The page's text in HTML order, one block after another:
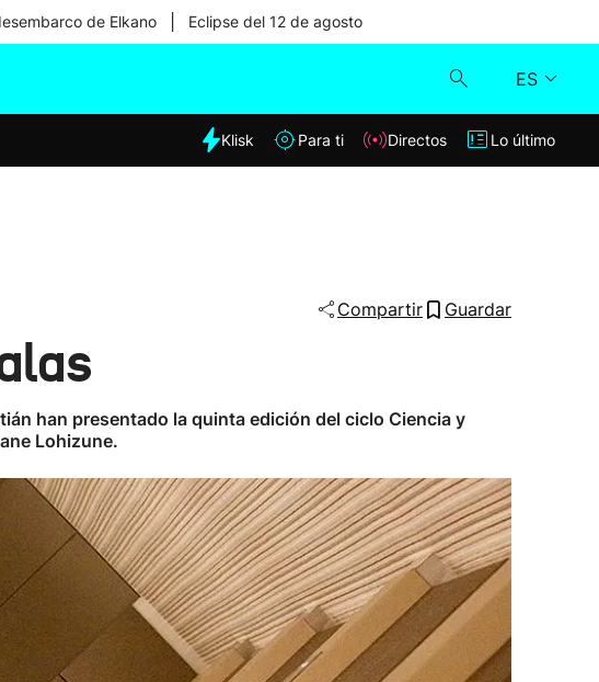
de Elkano Eclipse del 12 de agosto
ES
Klisk
Klisk Para ti Directos Lo último
Compartir Guardar
han presentado la quinta edición del ciclo Ciencia y
Lohizune.